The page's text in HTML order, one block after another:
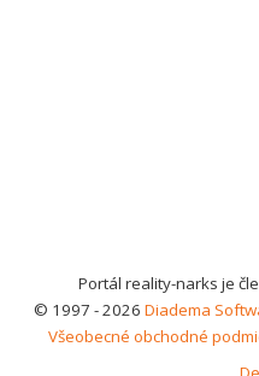
Portál reality-narks je
© 1997 - 2026 Diadema
Všeobecné obchodné